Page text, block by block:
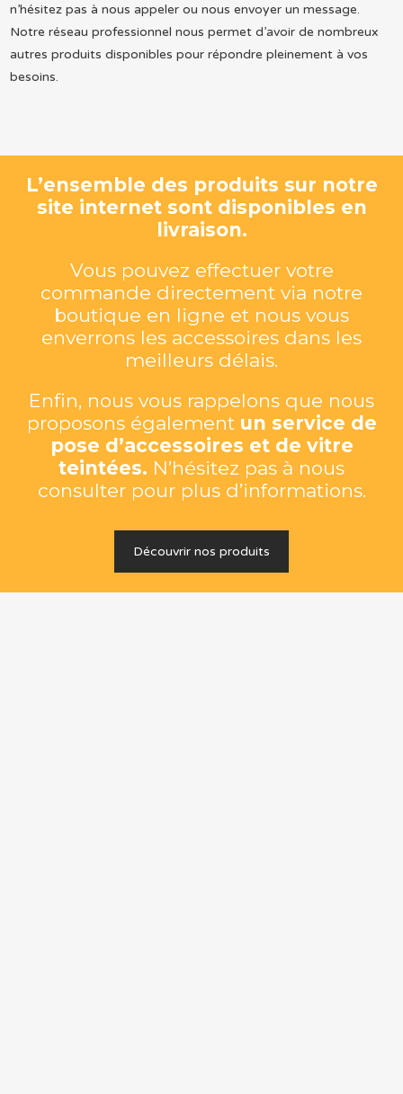
n’hésitez pas à nous appeler ou nous envoyer un message.
Notre réseau professionnel nous permet d’avoir de nombreux
autres produits disponibles pour répondre pleinement à vos
besoins.
L’ensemble des produits sur notre
site internet sont disponibles en
livraison.
Vous pouvez effectuer votre
commande directement via notre
boutique en ligne et nous vous
enverrons les accessoires dans les
meilleurs délais.
Enfin, nous vous rappelons que nous
proposons également un service de
pose d’accessoires et de vitre
teintées. N’hésitez pas à nous
consulter pour plus d’informations.
Découvrir nos produits